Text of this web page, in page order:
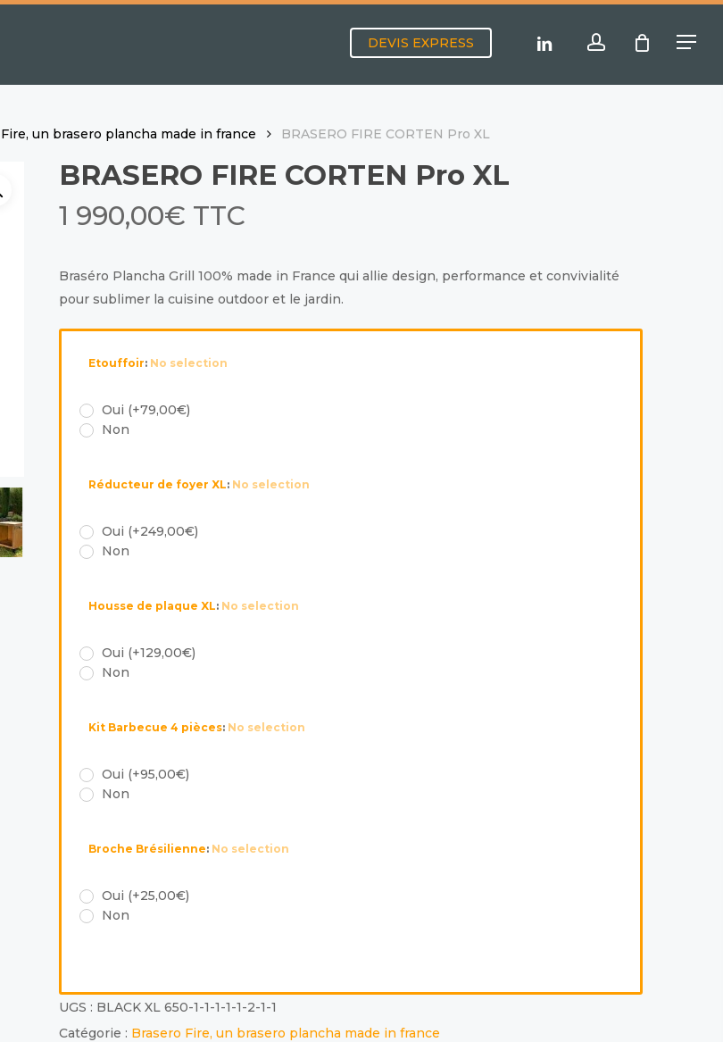
DEVIS EXPRESS linkedin accountMenu
un brasero plancha made in france BRASERO FIRE CORTEN Pro XL
BRASERO FIRE CORTEN Pro XL
1 990,00€ TTC
Braséro Plancha Grill 100% made in France qui allie design, performance et convivialité
pour sublimer la cuisine outdoor et le jardin.
Etouffoir: No selection
Oui (+79,00€)
Non
Réducteur de foyer XL: No selection
Oui (+249,00€)
Non
Housse de plaque XL: No selection
Oui (+129,00€)
Non
Kit Barbecue 4 pièces: No selection
Oui (+95,00€)
Non
Broche Brésilienne: No selection
Oui (+25,00€)
Non
UGS : BLACK XL 650-1-1-1-1-1-2-1-1
Catégorie : Brasero Fire, un brasero plancha made in france